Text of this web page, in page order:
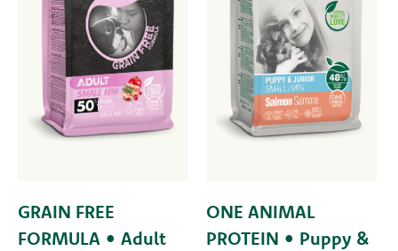
GRAIN FREE
FORMULA • Adult
ONE ANIMAL
PROTEIN • Puppy &